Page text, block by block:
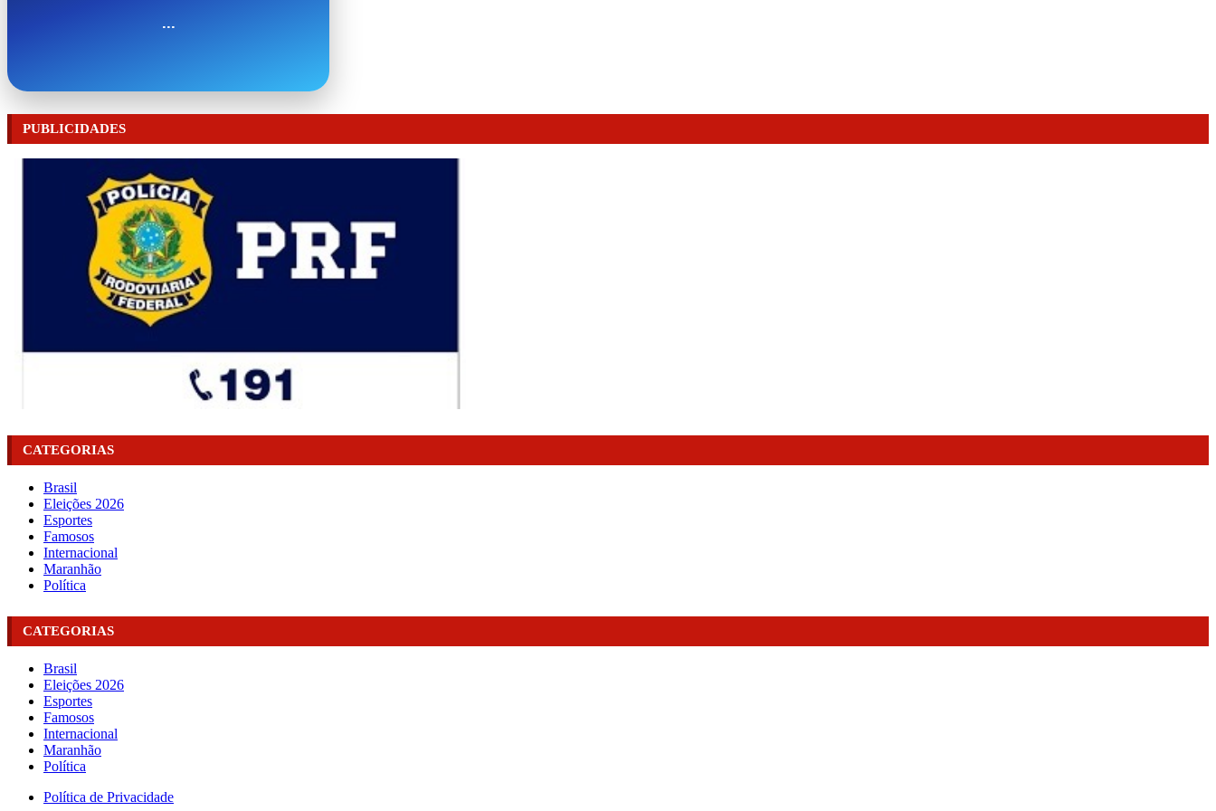
...
PUBLICIDADES
CATEGORIAS
Brasil
Eleições 2026
Esportes
Famosos
Internacional
Maranhão
Política
CATEGORIAS
Brasil
Eleições 2026
Esportes
Famosos
Internacional
Maranhão
Política
Política de Privacidade